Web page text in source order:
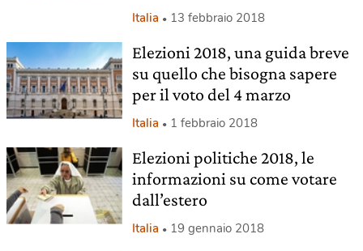
Italia 13 febbraio 2018
Elezioni 2018, una guida breve
su quello che bisogna sapere
per il voto del 4 marzo
Italia 1 febbraio 2018
Elezioni politiche 2018, le
informazioni su come votare
dall’estero
Italia 19 gennaio 2018